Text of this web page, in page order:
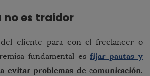
no es traidor
cliente para con el freelancer o
fundamental es fijar pautas y
evitar problemas de comunicación.